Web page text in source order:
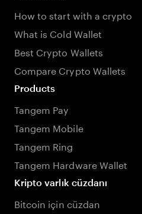
How to start with a crypto
What is Cold Wallet
Best Crypto Wallets
Compare Crypto Wallets
Products
Tangem Pay
Tangem Mobile
Tangem Ring
Tangem Hardware Wallet
Kripto varlık cüzdanı
Bitcoin için cüzdan